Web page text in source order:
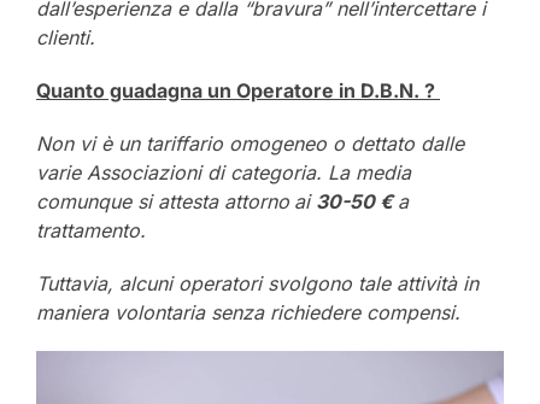
dall’esperienza e dalla “bravura” nell’intercettare i
clienti.
Quanto guadagna un Operatore in D.B.N. ?
Non vi è un tariffario omogeneo o dettato dalle
varie Associazioni di categoria. La media
comunque si attesta attorno ai 30-50 €a
trattamento.
Tuttavia, alcuni operatori svolgono tale attività in
maniera volontaria senza richiedere compensi.